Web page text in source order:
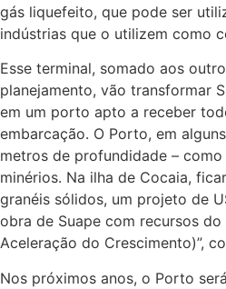
gás liquefeito, que pode ser
indústrias que o utilizem como
Esse terminal, somado aos
planejamento, vão transformar
em um porto apto a receber
embarcação. O Porto, em
metros de profundidade –
minérios. Na ilha de Cocaia,
granéis sólidos, um projeto de
obra de Suape com recursos do
Aceleração do Crescimento)”,
Nos próximos anos, o Porto